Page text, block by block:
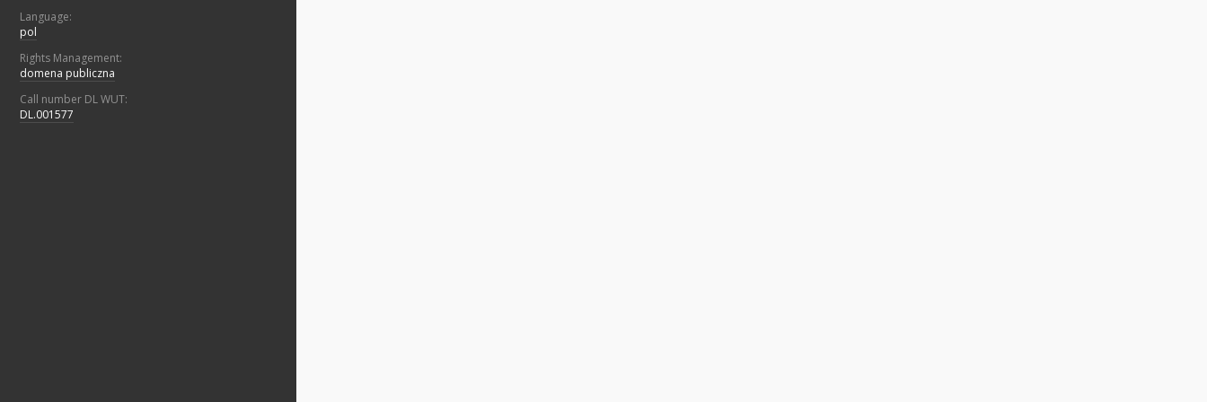
Language:
pol
Rights Management:
domena publiczna
Call number DL WUT:
DL.001577